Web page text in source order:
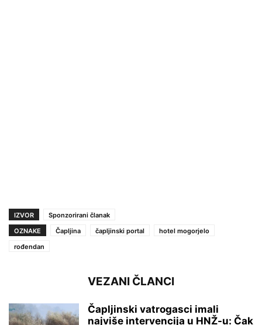
IZVOR
Sponzorirani članak
OZNAKE
Čapljina čapljinski portal
hotel mogorjelo
rođendan
VEZANI ČLANCI
Čapljinski vatrogasci imali
najviše intervencija u HNŽ-u: Čak